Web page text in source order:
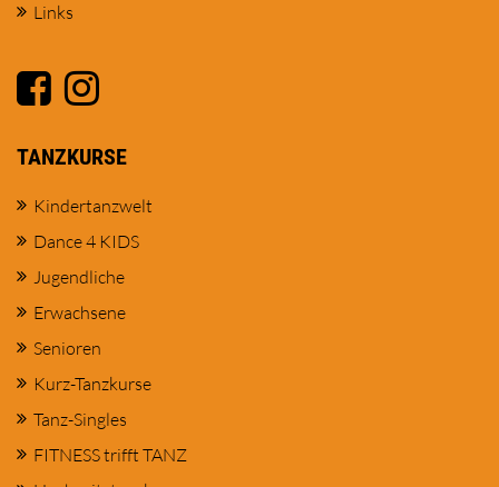
Links
TANZKURSE
Kindertanzwelt
Dance 4 KIDS
Jugendliche
Erwachsene
Senioren
Kurz-Tanzkurse
Tanz-Singles
FITNESS trifft TANZ